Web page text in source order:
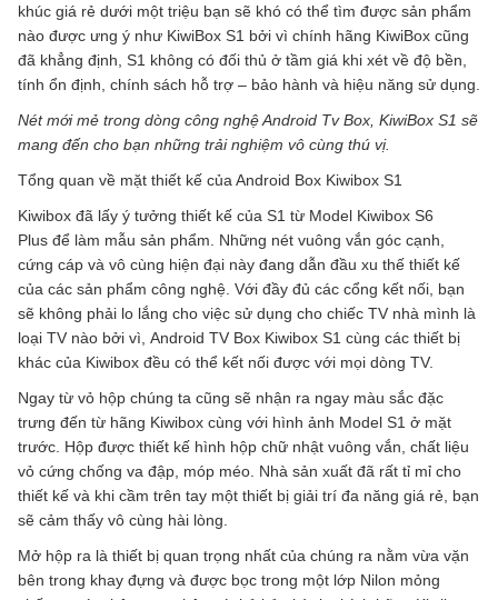
khúc giá rẻ dưới một triệu bạn sẽ khó có thể tìm được sản phẩm
nào được ưng ý như KiwiBox S1 bởi vì chính hãng KiwiBox cũng
đã khẳng định, S1 không có đối thủ ở tầm giá khi xét về độ bền,
tính ổn định, chính sách hỗ trợ – bảo hành và hiệu năng sử dụng.
Nét mới mẻ trong dòng công nghệ Android Tv Box, KiwiBox S1 sẽ
mang đến cho bạn những trải nghiệm vô cùng thú vị.
Tổng quan về mặt thiết kế của Android Box Kiwibox S1
Kiwibox đã lấy ý tưởng thiết kế của S1 từ Model Kiwibox S6
Plus để làm mẫu sản phẩm. Những nét vuông vắn góc cạnh,
cứng cáp và vô cùng hiện đại này đang dẫn đầu xu thế thiết kế
của các sản phẩm công nghệ. Với đầy đủ các cổng kết nối, bạn
sẽ không phải lo lắng cho việc sử dụng cho chiếc TV nhà mình là
loại TV nào bởi vì, Android TV Box Kiwibox S1 cùng các thiết bị
khác của Kiwibox đều có thể kết nối được với mọi dòng TV.
Ngay từ vỏ hộp chúng ta cũng sẽ nhận ra ngay màu sắc đặc
trưng đến từ hãng Kiwibox cùng với hình ảnh Model S1 ở mặt
trước. Hộp được thiết kế hình hộp chữ nhật vuông vắn, chất liệu
vỏ cứng chống va đập, móp méo. Nhà sản xuất đã rất tỉ mỉ cho
thiết kế và khi cầm trên tay một thiết bị giải trí đa năng giá rẻ, bạn
sẽ cảm thấy vô cùng hài lòng.
Mở hộp ra là thiết bị quan trọng nhất của chúng ra nằm vừa vặn
bên trong khay đựng và được bọc trong một lớp Nilon mỏng